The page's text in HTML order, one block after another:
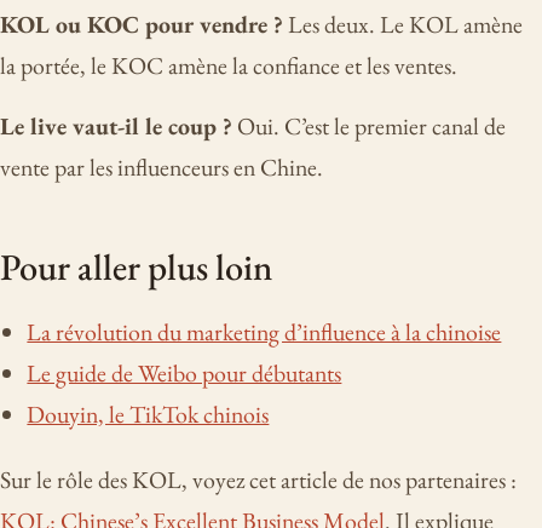
KOL ou KOC pour vendre ?Les deux. Le KOL amène
la portée, le KOC amène la confiance et les ventes.
Le live vaut-il le coup ? Oui. C’est le premier canal de
vente par les influenceurs en Chine.
Pour aller plus loin
La révolution du marketing d’influence à la chinoise
Le guide de Weibo pour débutants
Douyin, le TikTok chinois
Sur le rôle des KOL, voyez cet article de nos partenaires :
KOL: Chinese’s Excellent Business Model. Il explique